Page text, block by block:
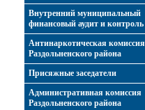
Внутренний муниципальный
финансовый аудит и контроль
Антинаркотическая комиссия
Раздольненского района
Присяжные заседатели
Административная комиссия
Раздольненского района